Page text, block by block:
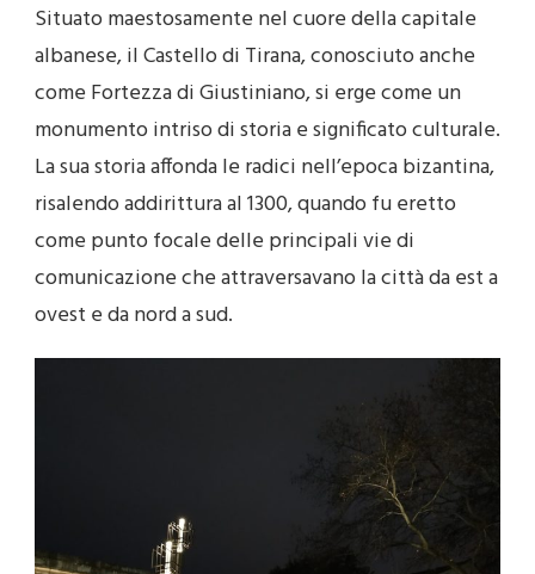
Situato maestosamente nel cuore della capitale
albanese, il Castello di Tirana, conosciuto anche
come Fortezza di Giustiniano, si erge come un
monumento intriso di storia e significato culturale.
La sua storia affonda le radici nell’epoca bizantina,
risalendo addirittura al 1300, quando fu eretto
come punto focale delle principali vie di
comunicazione che attraversavano la città da est a
ovest e da nord a sud.